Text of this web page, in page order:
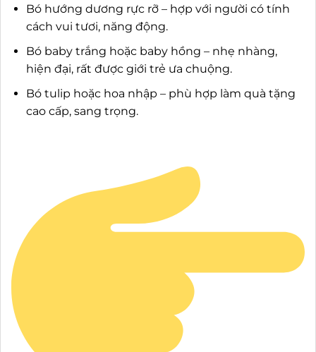
Bó hướng dương rực rỡ – hợp với người có tính
cách vui tươi, năng động.
Bó baby trắng hoặc baby hồng – nhẹ nhàng,
hiện đại, rất được giới trẻ ưa chuộng.
Bó tulip hoặc hoa nhập – phù hợp làm quà tặng
cao cấp, sang trọng.